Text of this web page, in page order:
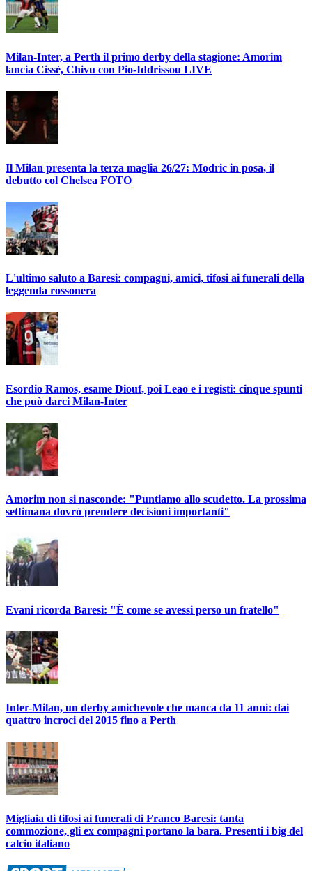
Milan-Inter, a Perth il primo derby della stagione: Amorim
lancia Cissè, Chivu con Pio-Iddrissou LIVE
Il Milan presenta la terza maglia 26/27: Modric in posa, il
debutto col Chelsea FOTO
L'ultimo saluto a Baresi: compagni, amici, tifosi ai funerali della
leggenda rossonera
Esordio Ramos, esame Diouf, poi Leao e i registi: cinque spunti
che può darci Milan-Inter
Amorim non si nasconde: "Puntiamo allo scudetto. La prossima
settimana dovrò prendere decisioni importanti"
Evani ricorda Baresi: "È come se avessi perso un fratello"
Inter-Milan, un derby amichevole che manca da 11 anni: dai
quattro incroci del 2015 fino a Perth
Migliaia di tifosi ai funerali di Franco Baresi: tanta
commozione, gli ex compagni portano la bara. Presenti i big del
calcio italiano